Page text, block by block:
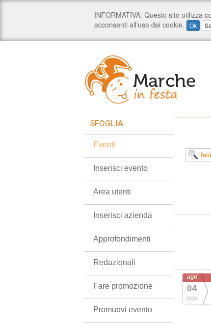
ago
04
2026
SFOGLIA:
Eventi
Inserisci evento
Area utenti
Inserisci azienda
Approfondimenti
Redazionali
Fare promozione
Promuovi evento